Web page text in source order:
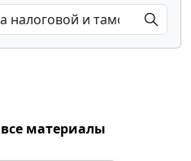
материалы